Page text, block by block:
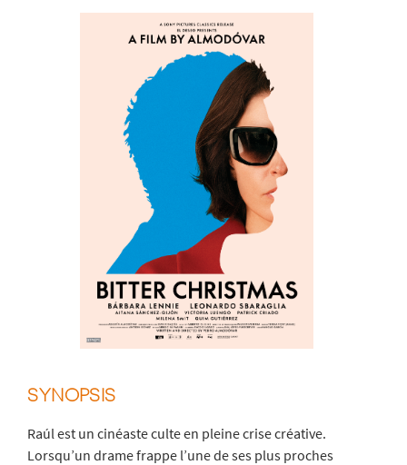
SYNOPSIS
Raúl est un cinéaste culte en pleine crise créative.
Lorsqu’un drame frappe l’une de ses plus proches